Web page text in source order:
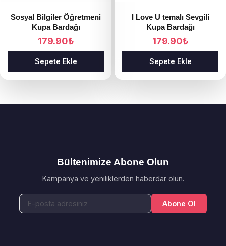
Sosyal Bilgiler Öğretmeni
Kupa Bardağı
179.90₺
Sepete Ekle
I Love U temalı Sevgili
Kupa Bardağı
179.90₺
Sepete Ekle
Bültenimize Abone Olun
Kampanya ve yeniliklerden haberdar olun.
Abone Ol